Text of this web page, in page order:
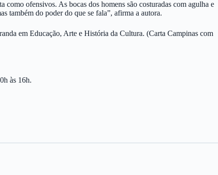
como ofensivos. As bocas dos homens são costuradas com agulha e
também do poder do que se fala”, afirma a autora.
em Educação, Arte e História da Cultura. (Carta Campinas com
às 16h.